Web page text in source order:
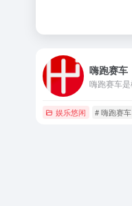
嗨跑赛车
娱乐悠闲 # 嗨跑赛车